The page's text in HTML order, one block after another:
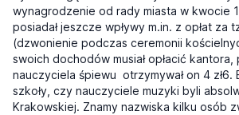
wynagrodzenie od rady miasta w kwocie
posiadał jeszcze wpływy m.in. z opłat za
(dzwonienie podczas ceremonii
swoich dochodów musiał opłacić kantora,
nauczyciela śpiewu  otrzymywał on 4
szkoły, czy nauczyciele muzyki byli
Krakowskiej. Znamy nazwiska kilku osób